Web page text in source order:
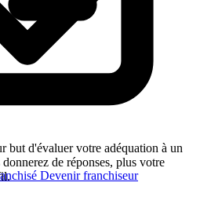
Devenir franchiseur
but d'évaluer votre adéquation à un
de réponses, plus votre